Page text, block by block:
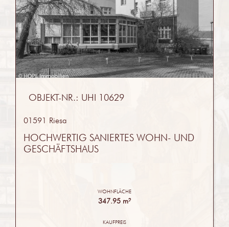
OBJEKT-NR.: UHI 10629
01591 Riesa
HOCHWERTIG SANIERTES WOHN- UND
GESCHÄFTSHAUS
WOHNFLÄCHE
347.95 m²
KAUFPREIS